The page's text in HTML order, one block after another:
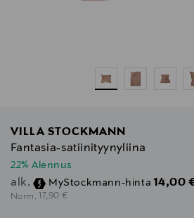
VILLA STOCKMANN
Fantasia-satiinityynyliina
22% Alennus
alk. MyStockmann-hinta 14,00
Norm. Original Price
17,90 €